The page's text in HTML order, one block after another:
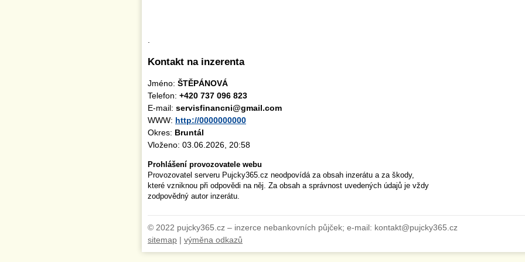
Kontakt na inzerenta
Jméno: ŠTĚPÁNOVÁ
Telefon: +420 737 096 823
E-mail: servisfinancni@gmail.com
WWW: http://0000000000
Okres: Bruntál
Vloženo: 03.06.2026, 20:58
Prohlášení provozovatele webu
Provozovatel serveru Pujcky365.cz neodpovídá za obsah inzerátu a za škody,
které vzniknou při odpovědi na něj. Za obsah a správnost uvedených údajů je vždy
zodpovědný autor inzerátu.
© 2022 pujcky365.cz – inzerce nebankovních půjček; e-mail: kontakt@pujcky365.cz
sitemap | výměna odkazů